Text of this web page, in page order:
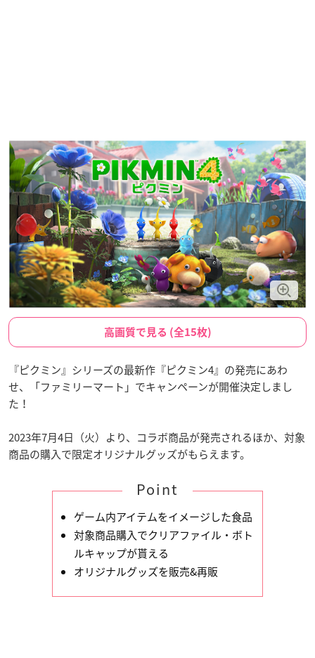
高画質で見る (全15枚)
『ピクミン』シリーズの最新作『ピクミン4』の発売にあわ
せ、「ファミリーマート」でキャンペーンが開催決定しまし
た！
2023年7月4日（火）より、コラボ商品が発売されるほか、対象
商品の購入で限定オリジナルグッズがもらえます。
Point
ゲーム内アイテムをイメージした食品
対象商品購入でクリアファイル・ボト
ルキャップが貰える
オリジナルグッズを販売&再販